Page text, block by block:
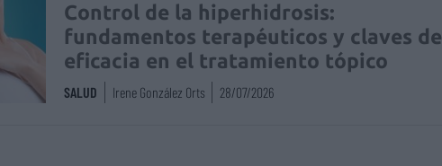
Control de la hiperhidrosis:
fundamentos terapéuticos y claves de
eficacia en el tratamiento tópico
SALUD Irene González Orts 28/07/2026